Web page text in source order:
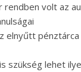
rendben volt az
elnyűtt
szükség lehet